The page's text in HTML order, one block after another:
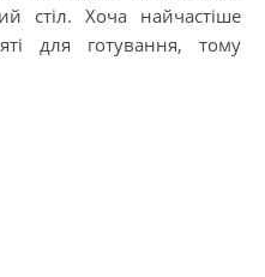
стіл. Хоча найчастіше
для готування, тому